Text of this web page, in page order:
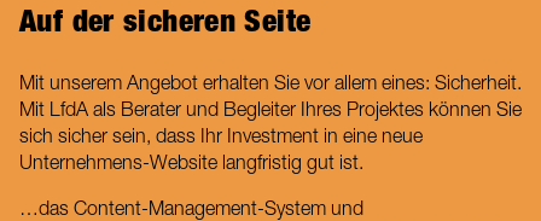
Auf der sicheren Seite
Mit unserem Angebot erhalten Sie vor allem eines: Sicherheit.
Mit LfdA als Berater und Begleiter Ihres Projektes können Sie
sich sicher sein, dass Ihr Investment in eine neue
Unternehmens-Website langfristig gut ist.
…das Content-Management-System und